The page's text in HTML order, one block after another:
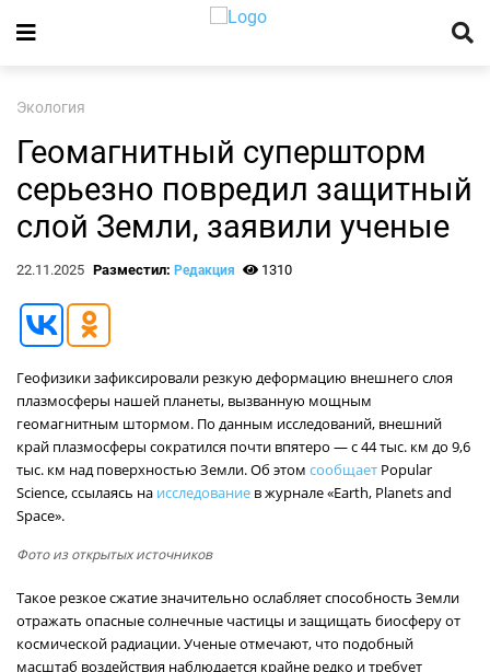
Экология
Геомагнитный супершторм
серьезно повредил защитный
слой Земли, заявили ученые
22.11.2025 Разместил: Редакция 1310
Геофизики зафиксировали резкую деформацию внешнего слоя
плазмосферы нашей планеты, вызванную мощным
геомагнитным штормом. По данным исследований, внешний
край плазмосферы сократился почти впятеро — с 44 тыс. км до 9,6
тыс. км над поверхностью Земли. Об этом сообщает Popular
Science, ссылаясь на исследование в журнале «Earth, Planets and
Space».
Фото из открытых источников
Такое резкое сжатие значительно ослабляет способность Земли
отражать опасные солнечные частицы и защищать биосферу от
космической радиации. Ученые отмечают, что подобный
масштаб воздействия наблюдается крайне редко и требует